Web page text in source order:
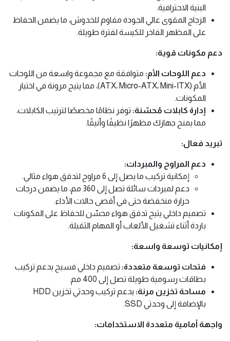
البنية الاحترافية.
الزجاج المقوى عالي الجودة مقاوم للخدوش، ما يضمن الحفاظ
على المظهر الفاخر للكيسة لفترة طويلة.
دعم مكونات قوية:
دعم اللوحات الأم: متوافقة مع مجموعة واسعة من اللوحات
الأم (ATX، Micro-ATX، Mini-ITX)، مما يتيح مرونة في اختيار
المكونات.
إدارة كابلات مُحسّنة: توفر نظامًا مخصصًا لترتيب الكابلات،
مما يمنح جهازك مظهرًا نظيفًا وأنيقًا.
تبريد فعال:
دعم المراوح والمبردات:
إمكانية تركيب ما يصل إلى 6 مراوح لتدفق هواء مثالي.
دعم لمبردات سائلة تصل إلى 360 مم، ما يضمن درجات
حرارة منخفضة حتى في أقصى حالات الأداء.
تصميم داخلي يتيح تدفق هواء محسّن للحفاظ على المكونات
باردة أثناء تشغيل الألعاب أو المهام الثقيلة.
إمكانيات توسعة واسعة:
فتحات توسعة متعددة: تصميم داخلي فسيح يدعم تركيب
بطاقات رسومية طويلة تصل إلى 400 مم.
مساحة تخزين مرنة:
يدعم تركيب وحدتي تخزين HDD
بالإضافة إلى وحدتي SSD.
واجهة أمامية متعددة الاستخدامات: